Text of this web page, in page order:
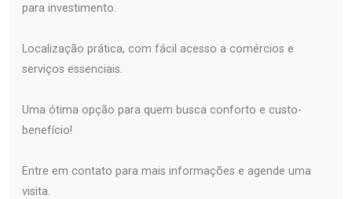
para investimento.
Localização prática, com fácil acesso a comércios e
serviços essenciais.
Uma ótima opção para quem busca conforto e custo-
benefício!
Entre em contato para mais informações e agende uma
visita.